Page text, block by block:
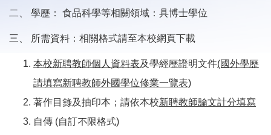
二、 學歷： 食品科學等相關領域：具博士學位
三、 所需資料：相關格式請至本校網頁下載
本校新聘教師個人資料表及學經歷證明文件(國外學歷
請填寫新聘教師外國學位修業一覽表)
著作目錄及抽印本；請依本校新聘教師論文計分填寫
自傳 (自訂不限格式)